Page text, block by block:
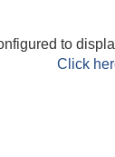
to
Click